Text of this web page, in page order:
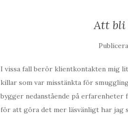
Att bli
I vissa fall berör klientkontakten mig
killar som var misstänkta för
bygger nedanstående på
för att göra det mer läsvänligt har jag